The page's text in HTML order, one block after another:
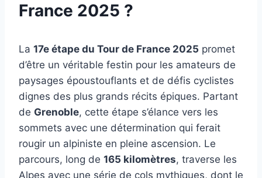
France 2025 ?
La 17e étape du Tour de France 2025 promet
d’être un véritable festin pour les amateurs de
paysages époustouflants et de défis cyclistes
dignes des plus grands récits épiques. Partant
de Grenoble, cette étape s’élance vers les
sommets avec une détermination qui ferait
rougir un alpiniste en pleine ascension. Le
parcours, long de 165 kilomètres, traverse les
Alpes avec une série de cols mythiques, dont le